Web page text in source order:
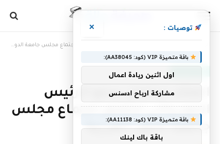
الملك سلمان يدعو الرئيس الموريتاني لحضور اجتماع مجلس جامعة الدول العربية
الملك سلمان يدعو الرئيس
الموريتاني لحضور اجتماع مجلس
جامعة الدول العربية
توصيات : ×
باقة متميزة VIP (كود: AA38045):
اول اثنين ريادة اعمال
مشاركة ارباح ادسنس
باقة متميزة VIP (كود: AA11138):
باقة باك لينك